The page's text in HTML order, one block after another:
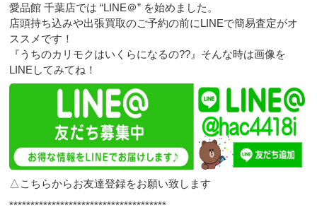
愛品館 千葉店では “LINE＠” を始めました。
店頭持ち込みや出張買取のご予約の前にLINEで簡易査定がオ
ススメです！
『うちのカリモクはいくらになるの??』そんな時は画像を
LINEしてみてね！
△こちらからお友達登録をお願い致します
*************************************